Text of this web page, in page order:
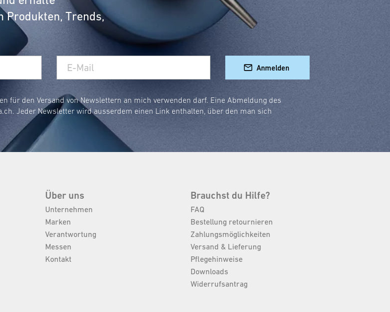
Produkten, Trends,
Anmelden
für den Versand von Newslettern an mich verwenden darf. Eine Abmeldung des
. Jeder Newsletter wird ausserdem einen Link enthalten, über den man sich
Über uns
Unternehmen
Marken
Verantwortung
Messen
Kontakt
Brauchst du Hilfe?
FAQ
Bestellung retournieren
Zahlungsmöglichkeiten
Versand & Lieferung
Pflegehinweise
Downloads
Widerrufsantrag